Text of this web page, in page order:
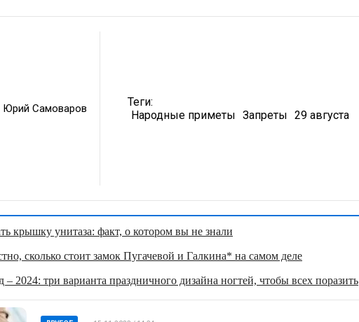
Юрий Самоваров
Теги:
Народные приметы Запреты 29 августа
крышку унитаза: факт, о котором вы не знали
сколько стоит замок Пугачевой и Галкина* на самом деле
три варианта праздничного дизайна ногтей, чтобы всех поразить